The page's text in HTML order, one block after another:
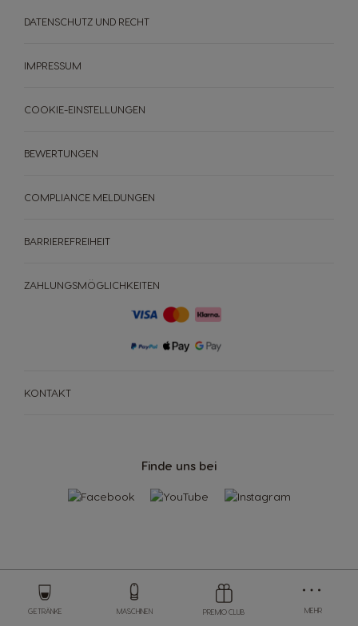
GETRÄNKE MASCHINEN
MASCHINEN
Maschinenvergleich
PREMIO CLUB MEHR
Finde uns bei
ZAHLUNGSMÖGLICHKEITEN
KONTAKT
DATENSCHUTZ UND RECHT
IMPRESSUM
COOKIE-EINSTELLUNGEN
BEWERTUNGEN
COMPLIANCE MELDUNGEN
BARRIEREFREIHEIT